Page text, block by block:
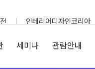
인테리어디자인코리아
세미나 관람안내